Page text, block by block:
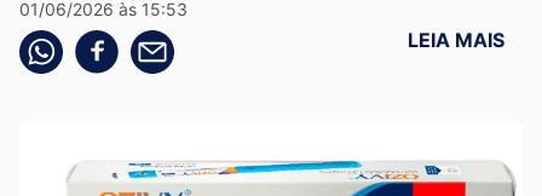
01/06/2026 às 15:53
Compartilhe pelo whatsapp
Compartilhar no facebook
Compartilhe pelo email LEIA MAIS